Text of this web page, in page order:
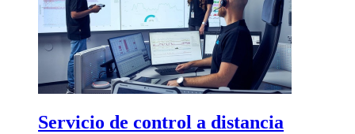
Servicio de control a distancia